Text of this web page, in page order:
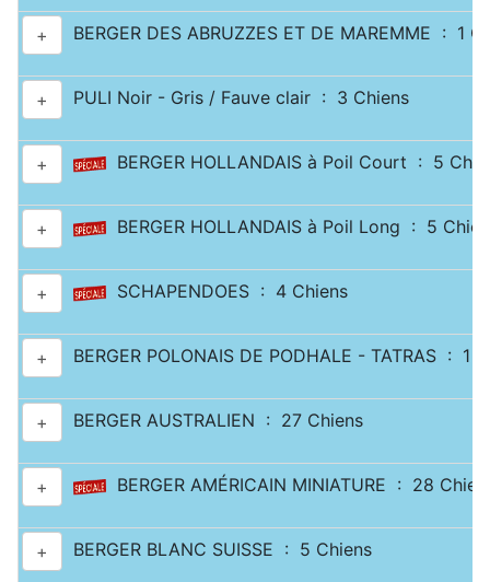
+ BERGER DES ABRUZZES ET DE MAREMME : 1
+ PULI Noir - Gris / Fauve clair : 3 Chiens
+ BERGER HOLLANDAIS à Poil Court : 5
+ BERGER HOLLANDAIS à Poil Long : 5
+ SCHAPENDOES : 4 Chiens
+ BERGER POLONAIS DE PODHALE - TATRAS : 1
+ BERGER AUSTRALIEN : 27 Chiens
+ BERGER AMÉRICAIN MINIATURE : 28
+ BERGER BLANC SUISSE : 5 Chiens